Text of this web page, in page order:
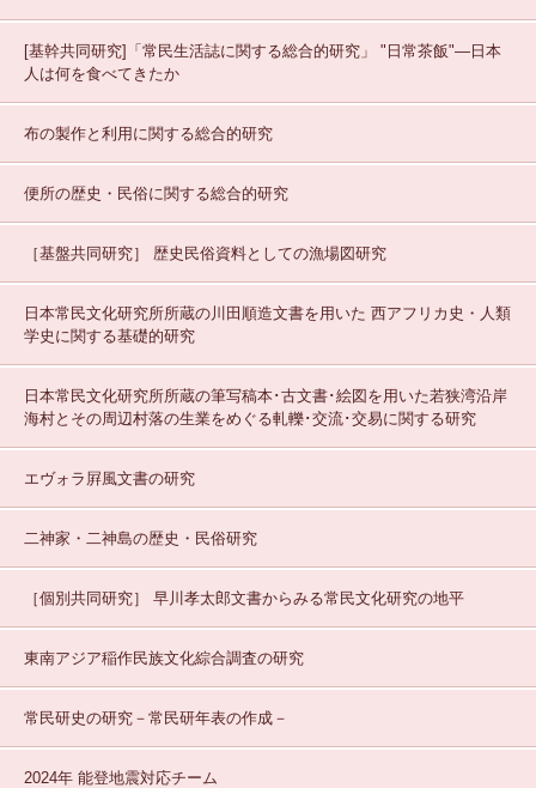
[基幹共同研究]「常民生活誌に関する総合的研究」
"日常茶飯"—日本
人は何を食べてきたか
布の製作と利用に関する総合的研究
便所の歴史・民俗に関する総合的研究
［基盤共同研究］ 歴史民俗資料としての漁場図研究
日本常民文化研究所所蔵の川田順造文書を用いた 西アフリカ史・人類
学史に関する基礎的研究
日本常民文化研究所所蔵の筆写稿本･古文書･絵図を用いた若狭湾沿岸
海村とその周辺村落の生業をめぐる軋轢･交流･交易に関する研究
エヴォラ屛風文書の研究
二神家・二神島の歴史・民俗研究
［個別共同研究］ 早川孝太郎文書からみる常民文化研究の地平
東南アジア稲作民族文化綜合調査の研究
常民研史の研究－常民研年表の作成－
2024年 能登地震対応チーム